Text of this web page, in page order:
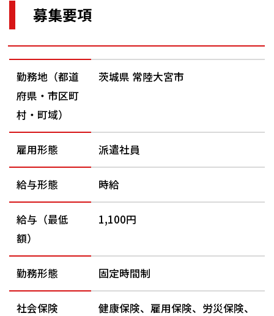
募集要項
勤務地（都道
府県・市区町
村・町域）
茨城県 常陸大宮市
雇用形態 派遣社員
給与形態 時給
給与（最低
額）
1,100円
勤務形態 固定時間制
社会保険
健康保険、雇用保険、労災保険、